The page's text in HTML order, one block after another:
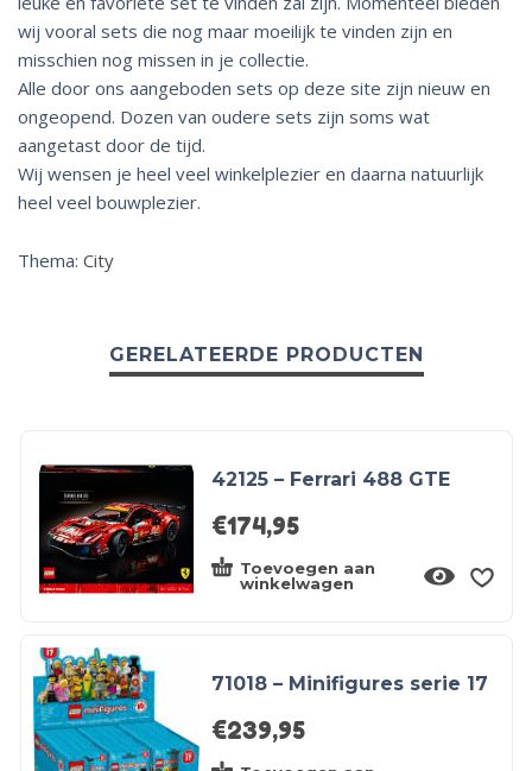
wij vooral sets die nog maar moeilijk te vinden zijn en
misschien nog missen in je collectie.
Alle door ons aangeboden sets op deze site zijn nieuw en
ongeopend. Dozen van oudere sets zijn soms wat
aangetast door de tijd.
Wij wensen je heel veel winkelplezier en daarna natuurlijk
heel veel bouwplezier.
Thema: City
GERELATEERDE PRODUCTEN
42125 – Ferrari 488 GTE
€174,95
Toevoegen aan
winkelwagen
71018 – Minifigures serie 17
€239,95